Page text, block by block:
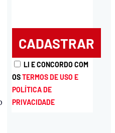
LI E CONCORDO COM
OSTERMOS DE USO E
POLÍTICA DE
PRIVACIDADE